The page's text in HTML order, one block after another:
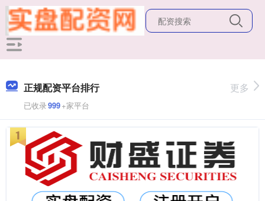
正规配资平台排行
已收录999+家平台
更多